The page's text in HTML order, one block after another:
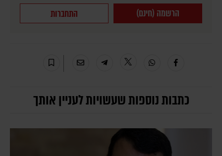
הרשמה (חינם) התחברות
כתבות נוספות שעשויות לעניין אותך